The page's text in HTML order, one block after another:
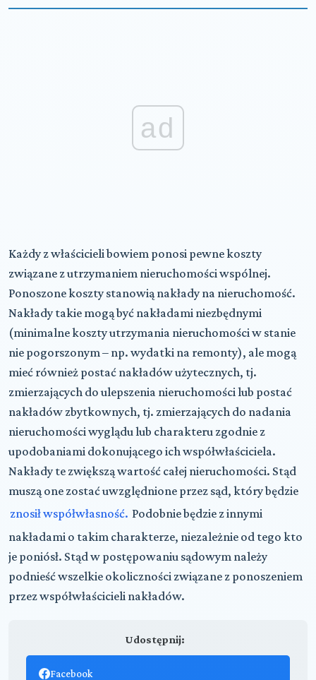
ad
Każdy z właścicieli bowiem ponosi pewne koszty
związane z utrzymaniem nieruchomości wspólnej.
Ponoszone koszty stanowią nakłady na nieruchomość.
Nakłady takie mogą być nakładami niezbędnymi
(minimalne koszty utrzymania nieruchomości w stanie
nie pogorszonym – np. wydatki na remonty), ale mogą
mieć również postać nakładów użytecznych, tj.
zmierzających do ulepszenia nieruchomości lub postać
nakładów zbytkownych, tj. zmierzających do nadania
nieruchomości wyglądu lub charakteru zgodnie z
upodobaniami dokonującego ich współwłaściciela.
Nakłady te zwiększą wartość całej nieruchomości. Stąd
muszą one zostać uwzględnione przez sąd, który będzie
znosił współwłasność. Podobnie będzie z innymi
nakładami o takim charakterze, niezależnie od tego kto
je poniósł. Stąd w postępowaniu sądowym należy
podnieść wszelkie okoliczności związane z ponoszeniem
przez współwłaścicieli nakładów.
Udostępnij:
Facebook